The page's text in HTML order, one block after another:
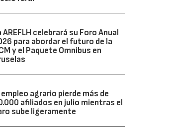
AREFLH celebrará su Foro Anual
para abordar el futuro de la
y el Paquete Omnibus en
empleo agrario pierde más de
afiliados en julio mientras el
sube ligeramente